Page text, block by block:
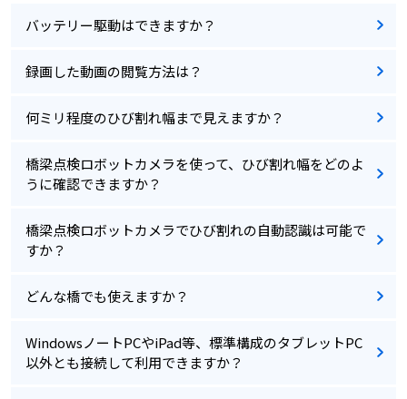
バッテリー駆動はできますか？
録画した動画の閲覧方法は？
何ミリ程度のひび割れ幅まで見えますか？
橋梁点検ロボットカメラを使って、ひび割れ幅をどのよ
うに確認できますか？
橋梁点検ロボットカメラでひび割れの自動認識は可能で
すか？
どんな橋でも使えますか？
WindowsノートPCやiPad等、標準構成のタブレットPC
以外とも接続して利用できますか？